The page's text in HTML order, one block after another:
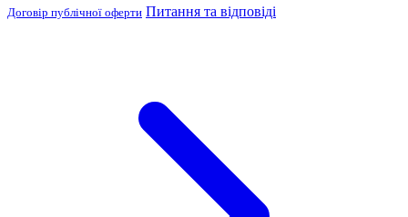
Договір публічної оферти Питання та відповіді